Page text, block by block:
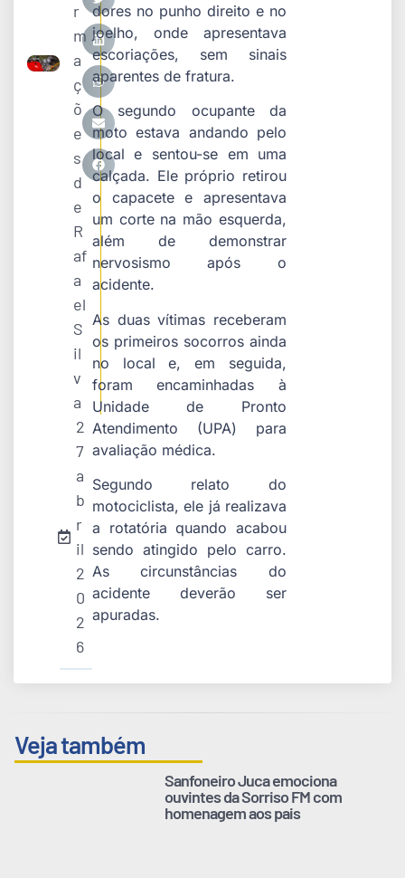
r
m
a
ç
õ
e
s
d
e
R
af
a
el
S
il
v
a
2
7
a
b
r
il
2
0
2
6
dores no punho direito e no
joelho, onde apresentava
escoriações, sem sinais
aparentes de fratura.
O segundo ocupante da
moto estava andando pelo
local e sentou-se em uma
calçada. Ele próprio retirou
o capacete e apresentava
um corte na mão esquerda,
além de demonstrar
nervosismo após o
acidente.
As duas vítimas receberam
os primeiros socorros ainda
no local e, em seguida,
foram encaminhadas à
Unidade de Pronto
Atendimento (UPA) para
avaliação médica.
Segundo relato do
motociclista, ele já realizava
a rotatória quando acabou
sendo atingido pelo carro.
As circunstâncias do
acidente deverão ser
apuradas.
Veja também
Sanfoneiro Juca emociona
ouvintes da Sorriso FM com
homenagem aos pais